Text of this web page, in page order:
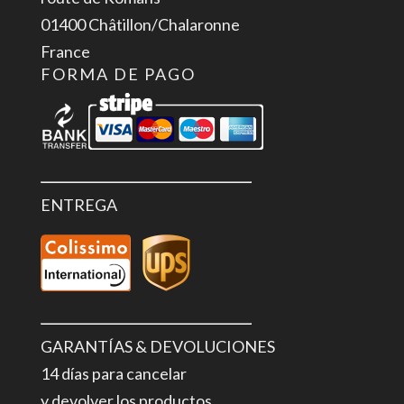
01400 Châtillon/Chalaronne
France
FORMA DE PAGO
ENTREGA
GARANTÍAS & DEVOLUCIONES
14 días para cancelar